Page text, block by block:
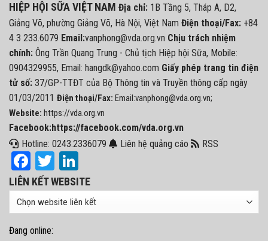
HIỆP HỘI SỮA VIỆT NAM Địa chỉ: 1B Tầng 5, Tháp A, D2,
Giảng Võ, phường Giảng Võ, Hà Nội, Việt Nam Điện thoại/Fax: +84
4 3 233.6079 Email:vanphong@vda.org.vn Chịu trách nhiệm
chính: Ông Trần Quang Trung - Chủ tịch Hiệp hội Sữa, Mobile:
0904329955, Email: hangdk@yahoo.com Giấy phép trang tin điện
tử số: 37/GP-TTĐT của Bộ Thông tin và Truyền thông cấp ngày
01/03/2011 Điện thoại/Fax: Email:vanphong@vda.org.vn;
Website: https://vda.org.vn
Facebook:https://facebook.com/vda.org.vn
Hotline: 0243.2336079
Liên hệ quảng cáo RSS
Facebook
Twitter
LIÊN KẾT WEBSITE
Đang online: